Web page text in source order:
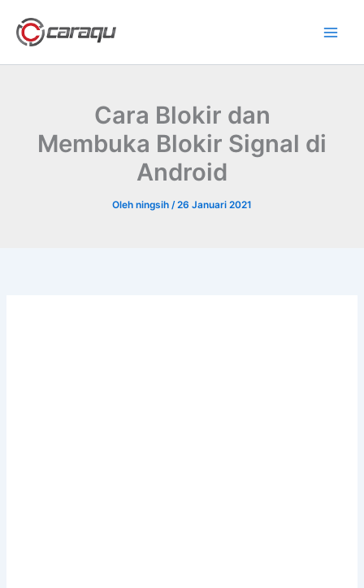
konten
Cara Blokir dan
Membuka Blokir Signal di
Android
Oleh ningsih /26 Januari 2021